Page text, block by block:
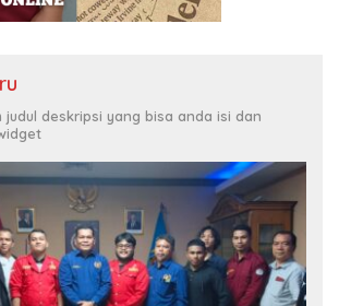
deskripsi yang bisa anda isi dan